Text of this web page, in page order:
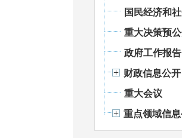
重大决策预
政府工作报告
财政信息公开
重大会议
重点领域信